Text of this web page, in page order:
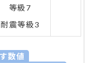
等級7
耐震等級3
数値